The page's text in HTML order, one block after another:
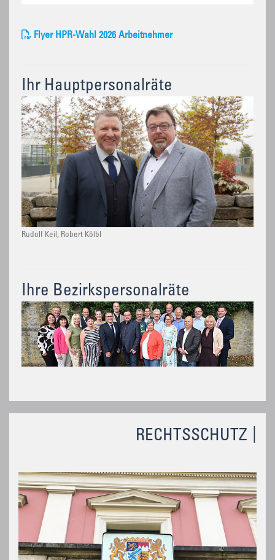
RECHTSSCHUTZ
Flyer HPR-Wahl 2026 Arbeitnehmer
Ihr Hauptpersonalräte
Rudolf Keil, Robert Kölbl
Ihre Bezirkspersonalräte